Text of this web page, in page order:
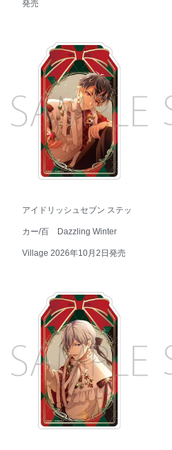
発売
アイドリッシュセブン ステッ
カー/百 Dazzling Winter
Village 2026年10月2日発売